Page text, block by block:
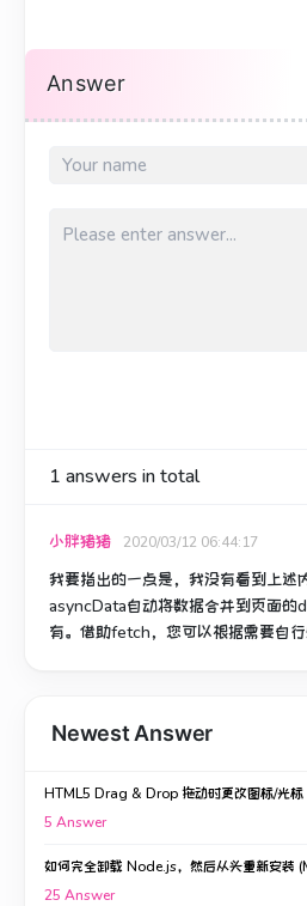
Answer
1 answers in total
小胖猪猪 2020/03/12 06:44:17
我要指出的一点是，我没有看到上述
asyncData自动将数据合并到页面的
有。 借助fetch，您可以根据需要自行
Newest Answer
HTML5 Drag & Drop 拖动时更改图标/光标
5 Answer
如何完全卸载 Node.js，然后从头重新安装
25 Answer